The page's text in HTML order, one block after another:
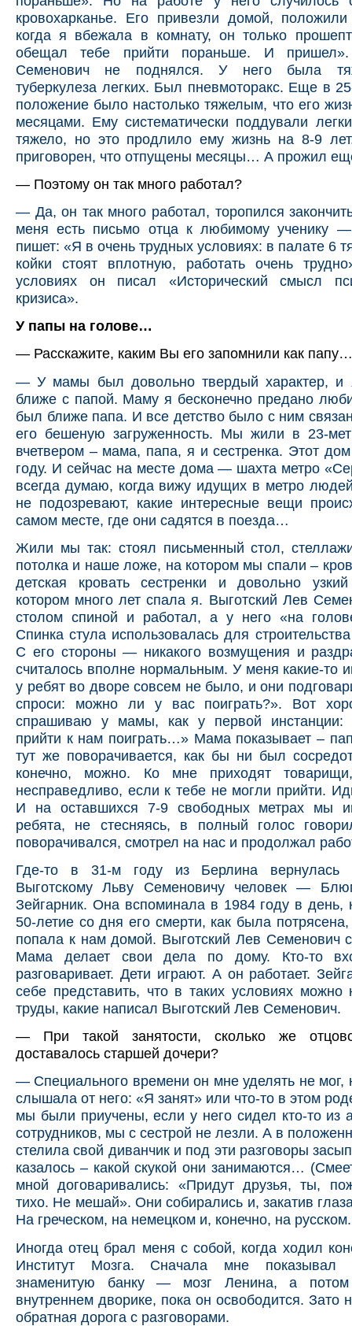
кровохарканье. Его привезли домой,
когда я вбежала в комнату, он только
обещал тебе прийти пораньше. И
Семенович не поднялся. У него была
туберкулеза легких. Был пневмоторакс. Еще в
положение было настолько тяжелым, что его
месяцами. Ему систематически поддували
тяжело, но это продлило ему жизнь на 8-9
приговорен, что отпущены месяцы… А прожил
— Поэтому он так много работал?
— Да, он так много работал, торопился
меня есть письмо отца к любимому ученику
пишет: «Я в очень трудных условиях: в палате 6
койки стоят вплотную, работать очень
условиях он писал «Исторический смысл
кризиса».
У папы на голове…
— Расскажите, каким Вы его запомнили как папу…
— У мамы был довольно твердый характер, и
ближе с папой. Маму я бесконечно предано
был ближе папа. И все детство было с ним
его бешеную загруженность. Мы жили в 23-
вчетвером – мама, папа, я и сестренка. Этот
году. И сейчас на месте дома — шахта метро
всегда думаю, когда вижу идущих в метро
не подозревают, какие интересные вещи
самом месте, где они садятся в поезда…
Жили мы так: стоял письменный стол,
потолка и наше ложе, на котором мы спали –
детская кровать сестренки и довольно
котором много лет спала я. Выготский Лев
столом спиной и работал, а у него «на
Спинка стула использовалась для
С его стороны — никакого возмущения и
считалось вполне нормальным. У меня какие-то
у ребят во дворе совсем не было, и они
спроси: можно ли у вас поиграть?». Вот
спрашиваю у мамы, как у первой инстанции:
прийти к нам поиграть…» Мама показывает –
тут же поворачивается, как бы ни был
конечно, можно. Ко мне приходят
несправедливо, если к тебе не могли прийти.
И на оставшихся 7-9 свободных метрах мы
ребята, не стесняясь, в полный голос
поворачивался, смотрел на нас и продолжал
Где-то в 31-м году из Берлина вернулась
Выготскому Льву Семеновичу человек —
Зейгарник. Она вспоминала в 1984 году в день,
50-летие со дня его смерти, как была
попала к нам домой. Выготский Лев Семенович
Мама делает свои дела по дому. Кто-то
разговаривает. Дети играют. А он работает.
себе представить, что в таких условиях можно
труды, какие написал Выготский Лев Семенович.
— При такой занятости, сколько же
доставалось старшей дочери?
— Специального времени он мне уделять не мог,
слышала от него: «Я занят» или что-то в этом
мы были приучены, если у него сидел кто-то из
сотрудников, мы с сестрой не лезли. А в
стелила свой диванчик и под эти разговоры
казалось – какой скукой они занимаются…
мной договаривались: «Придут друзья, ты,
тихо. Не мешай». Они собирались и, закатив
На греческом, на немецком и, конечно, на русском.
Иногда отец брал меня с собой, когда ходил
Институт Мозга. Сначала мне показывал
знаменитую банку — мозг Ленина, а
внутреннем дворике, пока он освободится. Зато
обратная дорога с разговорами.